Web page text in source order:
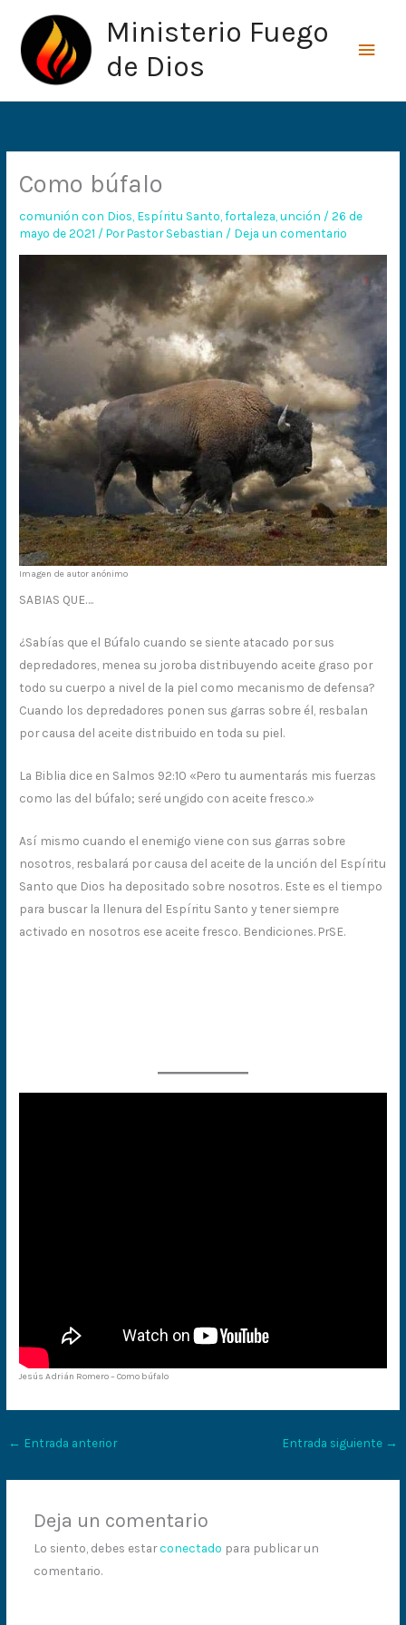
contenido
Ministerio Fuego
de Dios
Como búfalo
comunión con Dios Espíritu Santo ,fortaleza ,unción /26 de
mayo de 2021 / PorPastor Sebastian / Deja un comentario
Imagen de autor anónimo
SABIAS QUE….
¿Sabías que el Búfalo cuando se siente atacado por sus
depredadores, menea su joroba distribuyendo aceite graso por
todo su cuerpo a nivel de la piel como mecanismo de defensa?
Cuando los depredadores ponen sus garras sobre él, resbalan
por causa del aceite distribuido en toda su piel.
La Biblia dice en Salmos 92:10 «Pero tu aumentarás mis fuerzas
como las del búfalo; seré ungido con aceite fresco.»
Así mismo cuando el enemigo viene con sus garras sobre
nosotros, resbalará por causa del aceite de la unción del Espíritu
Santo que Dios ha depositado sobre nosotros. Este es el tiempo
para buscar la llenura del Espíritu Santo y tener siempre
activado en nosotros ese aceite fresco. Bendiciones. PrSE.
Jesús Adrián Romero – Como búfalo
← Entrada anterior Entrada siguiente →
Deja un comentario
Lo siento, debes estarconectado para publicar un
comentario.